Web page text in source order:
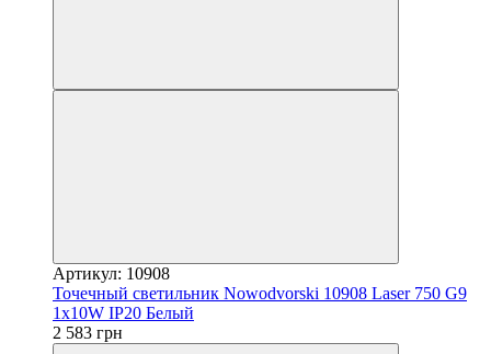
Артикул: 10908
Точечный светильник Nowodvorski 10908 Laser 750 G9
1x10W IP20 Белый
2 583 грн